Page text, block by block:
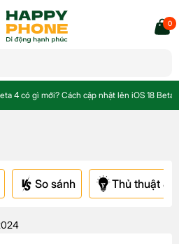
0
4 có gì mới? Cách cập nhật lên iOS 18 Beta
So sánh Thủ thuật &